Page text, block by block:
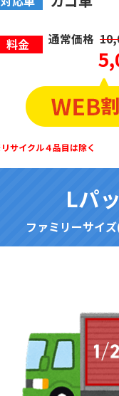
料金 通常価格
Lパ
ファミリーサイ